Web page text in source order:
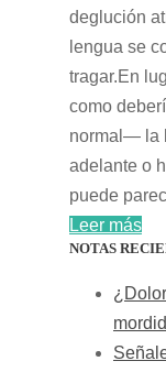
deglución
lengua se
tragar.En
como
normal— la
adelante o
puede
Leer más
NOTAS